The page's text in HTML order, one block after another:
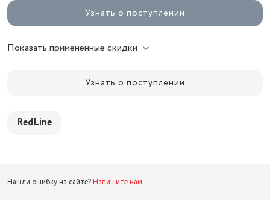
Узнать о поступлении
Показать применённые скидки
Узнать о поступлении
RedLine
Нашли ошибку на сайте? Напишите нам.